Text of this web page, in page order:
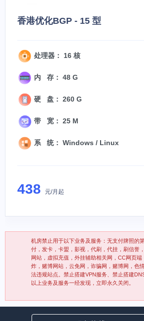
香港优化BGP - 15 型
处理器： 16 核
内 存： 48 G
硬 盘： 260 G
带 宽： 25 M
系 统： Windows / Linux
438 元/月起
机房禁止用于以下业务及服务：无支付牌照的
付，发卡，卡盟，影视，代刷，代挂，刷信誉
网站，虚拟充值，外挂辅助相关网，CC网页端
炸，赌博网站，云免网，诈骗网，赌博网，色
法违规站点。禁止搭建VPN服务、禁止搭建
以上业务及服务一经发现，立即永久关闭。